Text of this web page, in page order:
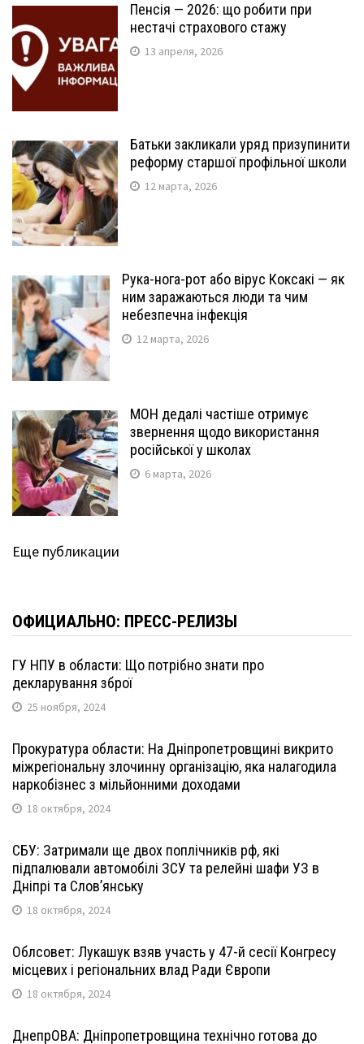
Пенсія — 2026: що робити при
нестачі страхового стажу
13 апреля, 2026
Батьки закликали уряд призупинити
реформу старшої профільної школи
12 марта, 2026
Рука-нога-рот або вірус Коксакі — як
ним заражаються люди та чим
небезпечна інфекція
12 марта, 2026
МОН дедалі частіше отримує
звернення щодо використання
російської у школах
6 марта, 2026
Еще публикации
ОФИЦИАЛЬНО: ПРЕСС-РЕЛИЗЫ
ГУ НПУ в области: Що потрібно знати про
декларування зброї
25 ноября, 2024
Прокуратура области: На Дніпропетровщині викрито
міжрегіональну злочинну організацію, яка налагодила
наркобізнес з мільйонними доходами
18 октября, 2024
СБУ: Затримали ще двох поплічників рф, які
підпалювали автомобілі ЗСУ та релейні шафи УЗ в
Дніпрі та Слов’янську
18 октября, 2024
Облсовет: Лукашук взяв участь у 47-й сесії Конгресу
місцевих і регіональних влад Ради Європи
18 октября, 2024
ДнепрОВА: Дніпропетровщина технічно готова до